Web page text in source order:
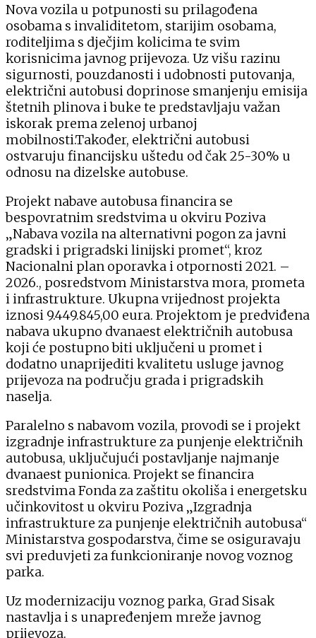
Nova vozila u potpunosti su prilagođena
osobama s invaliditetom, starijim osobama,
roditeljima s dječjim kolicima te svim
korisnicima javnog prijevoza. Uz višu razinu
sigurnosti, pouzdanosti i udobnosti putovanja,
električni autobusi doprinose smanjenju emisija
štetnih plinova i buke te predstavljaju važan
iskorak prema zelenoj urbanoj
mobilnosti.Također, električni autobusi
ostvaruju financijsku uštedu od čak 25-30% u
odnosu na dizelske autobuse.
Projekt nabave autobusa financira se
bespovratnim sredstvima u okviru Poziva
„Nabava vozila na alternativni pogon za javni
gradski i prigradski linijski promet“, kroz
Nacionalni plan oporavka i otpornosti 2021. –
2026., posredstvom Ministarstva mora, prometa
i infrastrukture. Ukupna vrijednost projekta
iznosi 9.449.845,00 eura. Projektom je predviđena
nabava ukupno dvanaest električnih autobusa
koji će postupno biti uključeni u promet i
dodatno unaprijediti kvalitetu usluge javnog
prijevoza na području grada i prigradskih
naselja.
Paralelno s nabavom vozila, provodi se i projekt
izgradnje infrastrukture za punjenje električnih
autobusa, uključujući postavljanje najmanje
dvanaest punionica. Projekt se financira
sredstvima Fonda za zaštitu okoliša i energetsku
učinkovitost u okviru Poziva „Izgradnja
infrastrukture za punjenje električnih autobusa“
Ministarstva gospodarstva, čime se osiguravaju
svi preduvjeti za funkcioniranje novog voznog
parka.
Uz modernizaciju voznog parka, Grad Sisak
nastavlja i s unapređenjem mreže javnog
prijevoza.